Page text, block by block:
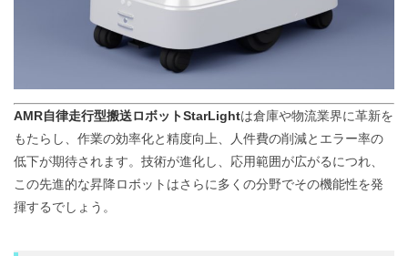
AMR自律走行型搬送ロボットStarLightは倉庫や物流業界に革新を
もたらし、作業の効率化と精度向上、人件費の削減とエラー率の
低下が期待されます。技術が進化し、応用範囲が広がるにつれ、
この先進的な昇降ロボットはさらに多くの分野でその機能性を発
揮するでしょう。